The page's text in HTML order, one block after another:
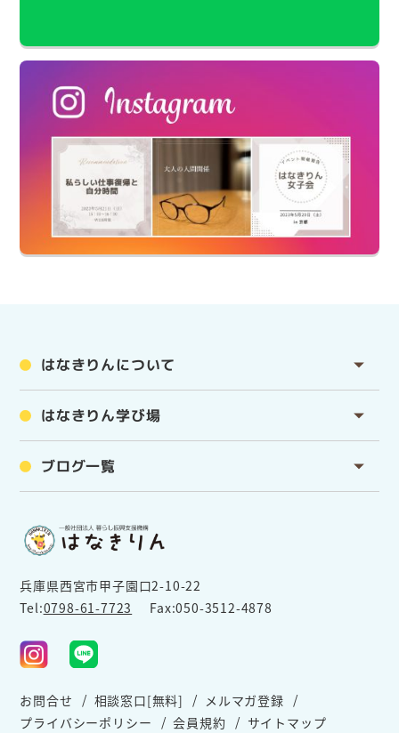
はなきりんについて
はなきりん学び場
ブログ一覧
兵庫県西宮市甲子園口2-10-22
Tel:0798-61-7723 Fax:050-3512-4878
お問合せ 相談窓口[無料]
メルマガ登録
プライバシーポリシー
会員規約 サイトマップ